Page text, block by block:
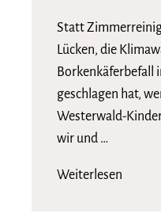
Statt
Lücken, die
Borkenkäferbefall
geschlagen hat,
Westerwald-
wir und …
Weiterlesen